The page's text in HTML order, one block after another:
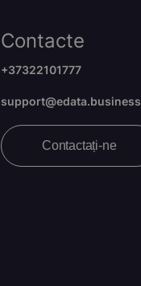
Contacte
+37322101777
support@edata.business
Contactați-ne